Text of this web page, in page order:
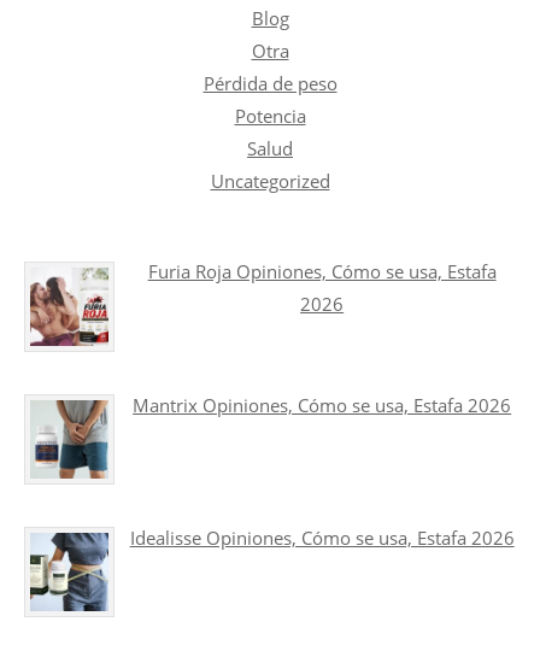
Blog
Otra
Pérdida de peso
Potencia
Salud
Uncategorized
Furia Roja Opiniones, Cómo se usa, Estafa
2026
Mantrix Opiniones, Cómo se usa, Estafa 2026
Idealisse Opiniones, Cómo se usa, Estafa 2026